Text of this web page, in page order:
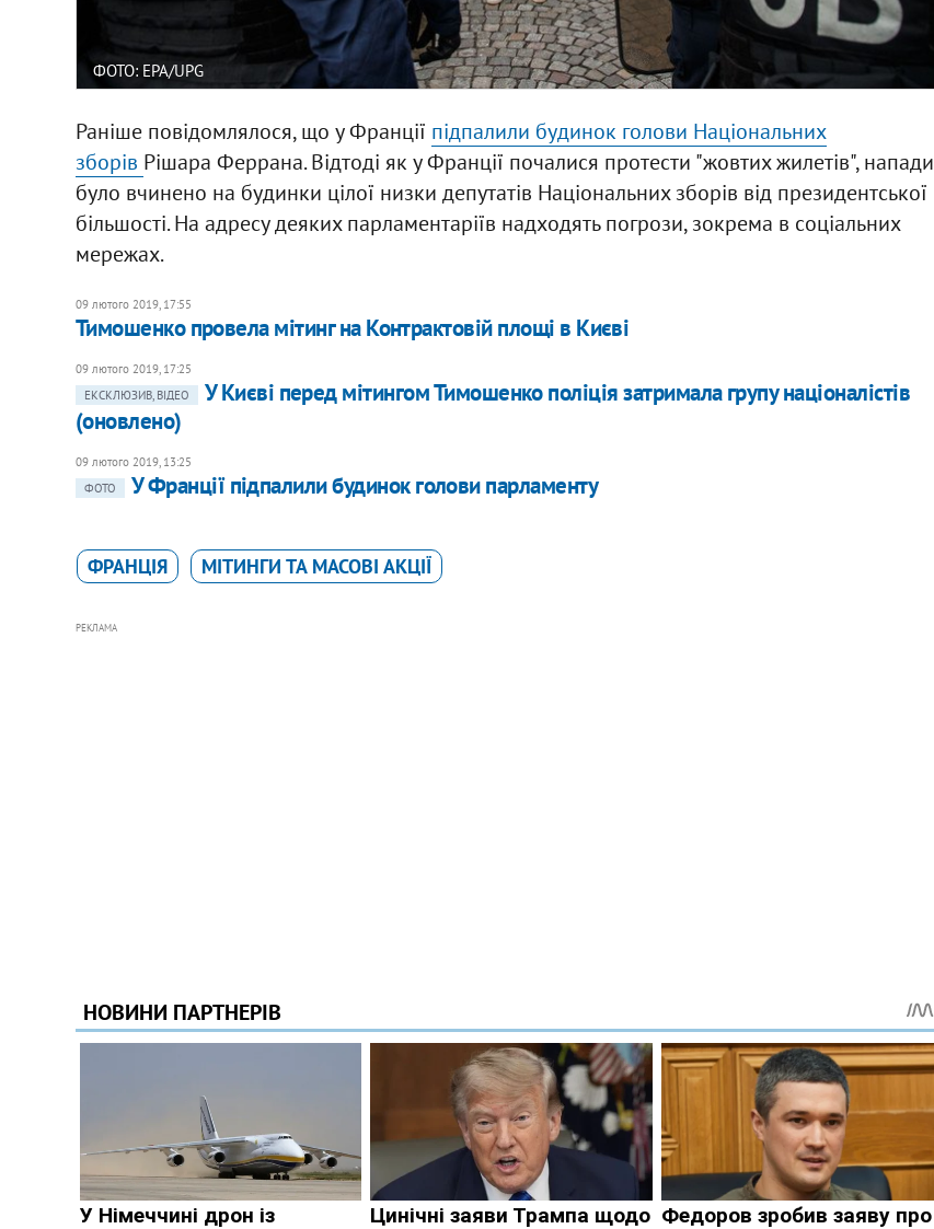
ФОТО: EPA/UPG
Раніше повідомлялося, що у Франції підпалили будинок голови Національних
зборів Рішара Феррана. Відтоді як у Франції почалися протести "жовтих жилетів", напади
було вчинено на будинки цілої низки депутатів Національних зборів від президентської
більшості. На адресу деяких парламентаріїв надходять погрози, зокрема в соціальних
мережах.
09 лютого 2019, 17:55
Тимошенко провела мітинг на Контрактовій площі в Києві
09 лютого 2019, 17:25
ЕКСКЛЮЗИВ, ВІДЕО
У Києві перед мітингом Тимошенко поліція затримала групу націоналістів
(оновлено)
09 лютого 2019, 13:25
ФОТО
У Франції підпалили будинок голови парламенту
ФРАНЦІЯ МІТИНГИ ТА МАСОВІ АКЦІЇ
РЕКЛАМА